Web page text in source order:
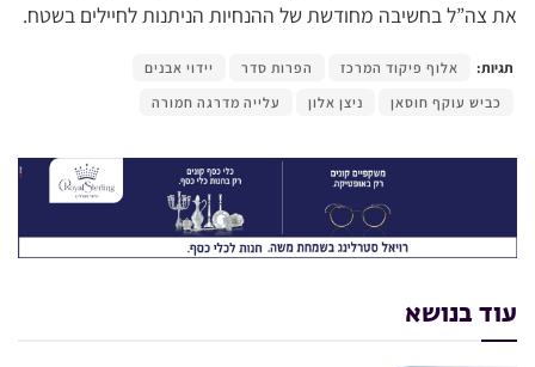
את צה”ל בחשיבה מחודשת של ההנחיות הניתנות לחיילים בשטח.
תגיות: אלוף פיקוד המרכז הפרות סדר
יידוי אבנים
כביש עוקף חוסאן
ניצן אלון עלייה מדרגה חמורה
עוד בנושא